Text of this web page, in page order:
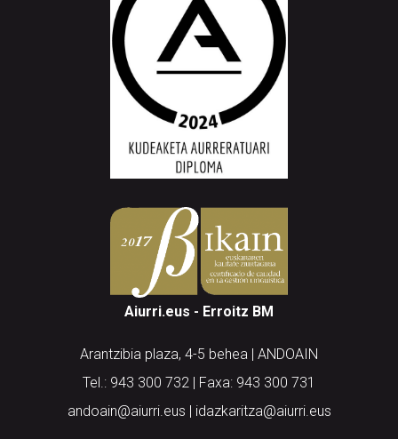
Aiurri.eus - Erroitz BM
Arantzibia plaza, 4-5 behea | ANDOAIN
Tel.: 943 300 732 | Faxa: 943 300 731
andoain@aiurri.eus | idazkaritza@aiurri.eus